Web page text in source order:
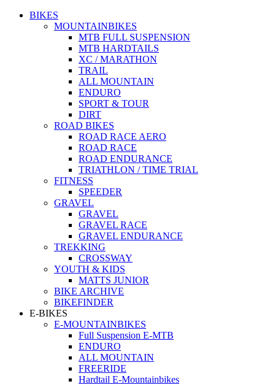
BIKES
MOUNTAINBIKES
MTB FULL SUSPENSION
MTB HARDTAILS
XC / MARATHON
TRAIL
ALL MOUNTAIN
ENDURO
SPORT & TOUR
DIRT
ROAD BIKES
ROAD RACE AERO
ROAD RACE
ROAD ENDURANCE
TRIATHLON / TIME TRIAL
FITNESS
SPEEDER
GRAVEL
GRAVEL
GRAVEL RACE
GRAVEL ENDURANCE
TREKKING
CROSSWAY
YOUTH & KIDS
MATTS JUNIOR
BIKE ARCHIVE
BIKEFINDER
E-BIKES
E-MOUNTAINBIKES
Full Suspension E-MTB
ENDURO
ALL MOUNTAIN
FREERIDE
Hardtail E-Mountainbikes